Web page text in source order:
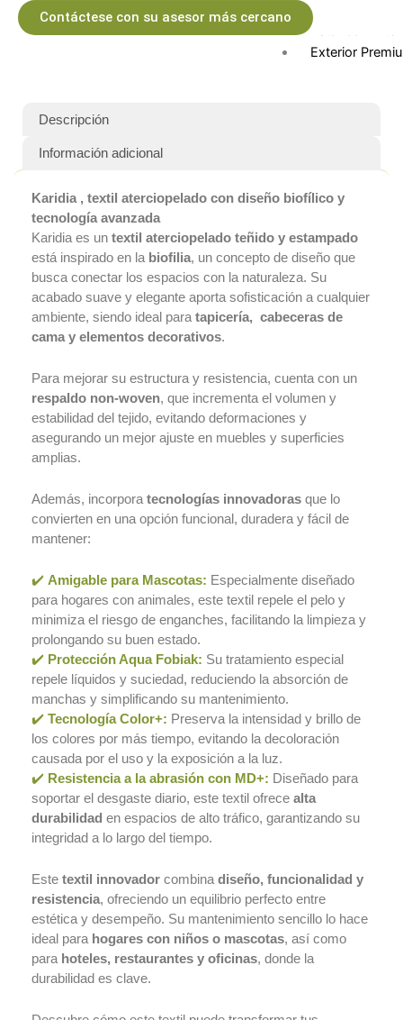
Tapicería Exterior
Estándar
Exterior
Innovación
Tecnologías
Art
Home
Textil
Suave+
MD+
Color+
Teji Flex
Amigable con el
ambiente
Antialérgico
100% Impermeable
Cortinas inteligentes
Easy Wave
Quality +
Certificaciones
NFPA
Formato
Cliente
Clientes
Pagos PSE
Solicitud de
Zona Clientes
Pagos
PSE
Pagos
Contáctese con su asesor más cercano
Descripción
Información adicional
Karidia , textil aterciopelado con diseño biofílico y
tecnología avanzada
Karidia es un textil aterciopelado teñido y estampado
está inspirado en la biofilia, un concepto de diseño que
busca conectar los espacios con la naturaleza. Su
acabado suave y elegante aporta sofisticación a cualquier
ambiente, siendo ideal para tapicería, cabeceras de
cama y elementos decorativos.
Para mejorar su estructura y resistencia, cuenta con un
respaldo non-woven, que incrementa el volumen y
estabilidad del tejido, evitando deformaciones y
asegurando un mejor ajuste en muebles y superficies
amplias.
Además, incorpora tecnologías innovadoras que lo
convierten en una opción funcional, duradera y fácil de
mantener:
✔️ Amigable para Mascotas: Especialmente diseñado
para hogares con animales, este textil repele el pelo y
minimiza el riesgo de enganches, facilitando la limpieza y
prolongando su buen estado.
✔️ Protección Aqua Fobiak: Su tratamiento especial
repele líquidos y suciedad, reduciendo la absorción de
manchas y simplificando su mantenimiento.
✔️ Tecnología Color+: Preserva la intensidad y brillo de
los colores por más tiempo, evitando la decoloración
causada por el uso y la exposición a la luz.
✔️ Resistencia a la abrasión con MD+: Diseñado para
soportar el desgaste diario, este textil ofrece alta
durabilidad en espacios de alto tráfico, garantizando su
integridad a lo largo del tiempo.
Este textil innovador combina diseño, funcionalidad y
resistencia, ofreciendo un equilibrio perfecto entre
estética y desempeño. Su mantenimiento sencillo lo hace
ideal para hogares con niños o mascotas, así como
para hoteles, restaurantes y oficinas, donde la
durabilidad es clave.